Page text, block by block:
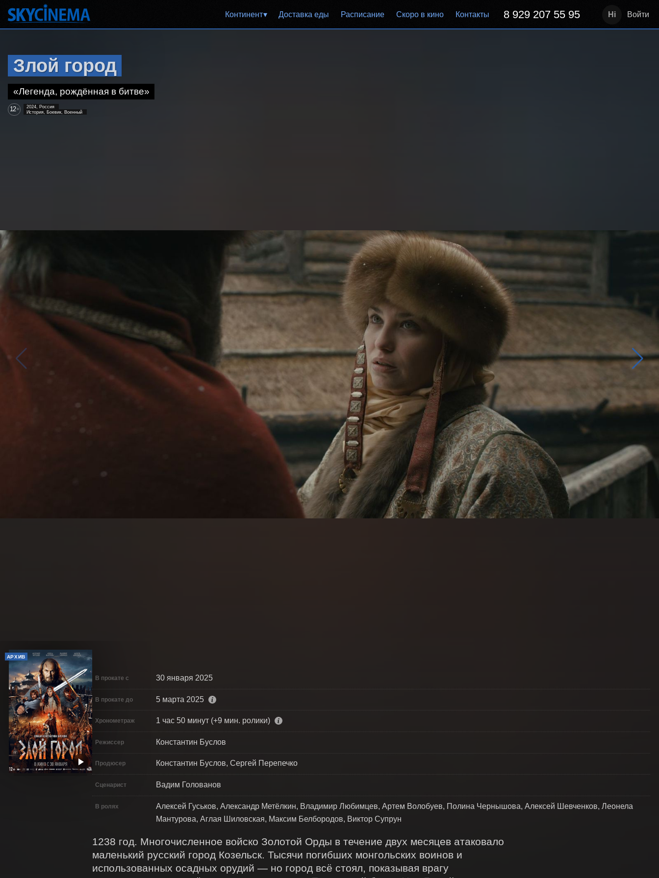
Континент Доставка еды Расписание Скоро в кино Контакты 8 929 207 55 95 Войти
Злой город
«Легенда, рождённая в битве»
12+
2024, Россия
История, Боевик, Военный
АРХИВ
В прокате с 30 января 2025
В прокате до 5 марта 2025
Хронометраж 1 час 50 минут (+9 мин. ролики)
Режиссер Константин Буслов
Продюсер Константин Буслов, Сергей Перепечко
Сценарист Вадим Голованов
В ролях
Алексей Гуськов, Александр Метёлкин, Владимир Любимцев, Артем Волобуев, Полина Чернышова, Алексей Шевченков, Леонела
Мантурова, Аглая Шиловская, Максим Белбородов, Виктор Супрун
1238 год. Многочисленное войско Золотой Орды в течение двух месяцев атаковало
маленький русский город Козельск. Тысячи погибших монгольских воинов и
использованных осадных орудий — но город всё стоял, показывая врагу